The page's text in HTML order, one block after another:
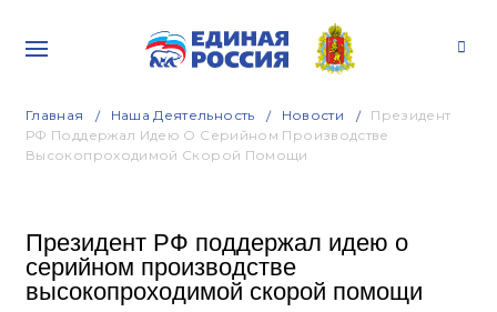
Главная Наша Деятельность Новости
Президент
РФ Поддержал Идею О Серийном Производстве
Высокопроходимой Скорой Помощи
Президент РФ поддержал идею о
серийном производстве
высокопроходимой скорой помощи